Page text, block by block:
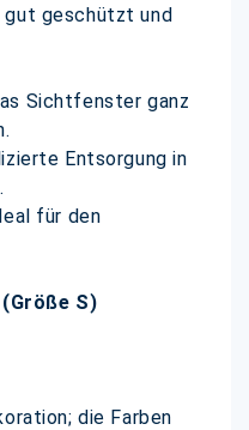
gut geschützt und
Sichtfenster ganz
Entsorgung in
für den
S)
die Farben